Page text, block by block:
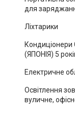
для
Ліхтарики
Кондиціонери
(ЯПОНІЯ) 5
Електричне
Освітлення
вуличне,